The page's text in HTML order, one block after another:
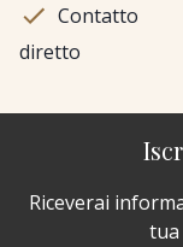
Contatto
diretto
Riceverai
tua